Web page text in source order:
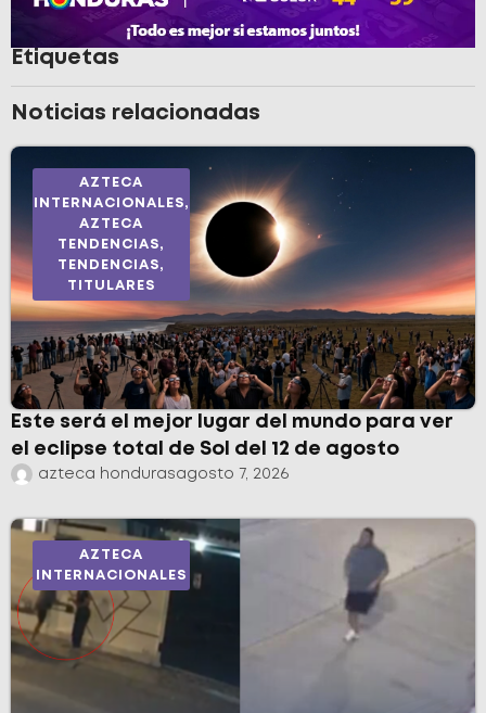
Etiquetas
Noticias relacionadas
AZTECA
INTERNACIONALES,
AZTECA
TENDENCIAS,
TENDENCIAS,
TITULARES
Este será el mejor lugar del mundo para ver
el eclipse total de Sol del 12 de agosto
azteca hondurasagosto 7, 2026
AZTECA
INTERNACIONALES